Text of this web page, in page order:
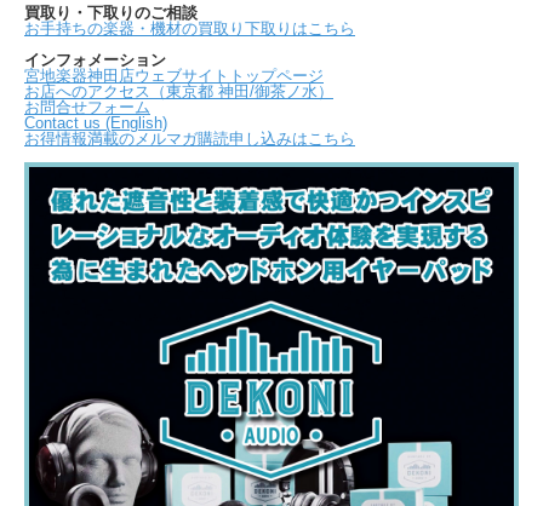
買取り・下取りのご相談
お手持ちの楽器・機材の買取り下取りはこちら
インフォメーション
宮地楽器神田店ウェブサイトトップページ
お店へのアクセス（東京都 神田/御茶ノ水）
お問合せフォーム
Contact us (English)
お得情報満載のメルマガ購読申し込みはこちら